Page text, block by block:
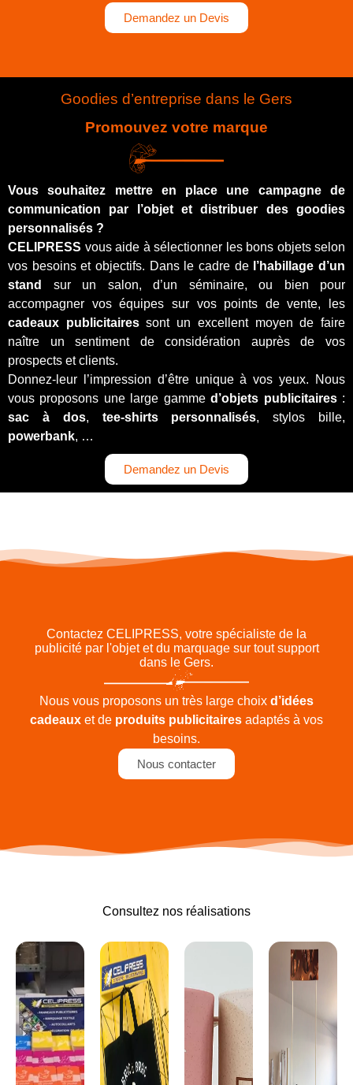
Demandez un Devis
Goodies d’entreprise dans le Gers
Promouvez votre marque
Vous souhaitez mettre en place une campagne de
communication par l’objetet distribuer desgoodies
personnalisés ?
CELIPRESS vous aide à sélectionner les bons objets selon
vos besoins et objectifs. Dans le cadre de l’habillage d’un
stand
sur un salon, d’un séminaire, ou bien pour
accompagner vos équipes sur vos points de vente, les
cadeaux publicitairessont un excellent moyen de faire
naître un sentiment de considération auprès de vos
prospects et clients.
Donnez-leur l’impression d’être unique à vos yeux. Nous
vous proposons une large gammed’objets publicitaires:
sac à dos, tee-shirts personnalisés, stylos bille,
powerbank, …
Demandez un Devis
Contactez CELIPRESS, votre spécialiste de la
publicité par l'objet et du marquage sur tout support
dans le Gers.
Nous vous proposons un très large choix d’idées
cadeaux et de produits publicitaires adaptés à vos
besoins.
Nous contacter
Consultez nos réalisations